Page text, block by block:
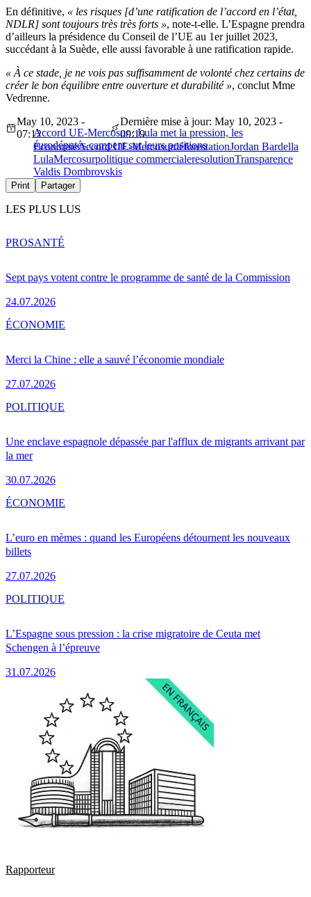
En définitive, « les risques [d’une ratification de l’accord en l’état,
NDLR] sont toujours très très forts », note-t-elle. L’Espagne prendra
d’ailleurs la présidence du Conseil de l’UE au 1er juillet 2023,
succédant à la Suède, elle aussi favorable à une ratification rapide.
« À ce stade, je ne vois pas suffisamment de volonté chez certains de
créer le bon équilibre entre ouverture et durabilité », conclut Mme
Vedrenne.
Accord UE-Mercosur : Lula met la pression, les
eurodéputés campent sur leurs positions
May 10, 2023 -
07:12
Dernière mise à jour: May 10, 2023 -
09:19
ÉconomieAccord UE-MercosurdéforestationJordan Bardella
LulaMercosurpolitique commercialeresolutionTransparence
Valdis Dombrovskis
Print Partager
LES PLUS LUS
Sept pays votent contre le programme de santé de la Commission
24.07.2026
PROSANTÉ
Merci la Chine : elle a sauvé l’économie mondiale
27.07.2026
ÉCONOMIE
Une enclave espagnole dépassée par l'afflux de migrants arrivant par
la mer
30.07.2026
POLITIQUE
L’euro en mèmes : quand les Européens détournent les nouveaux
billets
27.07.2026
ÉCONOMIE
L’Espagne sous pression : la crise migratoire de Ceuta met
Schengen à l’épreuve
31.07.2026
POLITIQUE
Rapporteur